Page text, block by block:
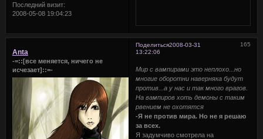
Последний визит:
2008-05-08 19:04:23
Поделиться 165
2008-03-31
13:22:06
Anta
-=::[все меняется, ничего не
исчезает]::=-
Мир с вампирами это неплохо...но
многие оборотни наверняка будут
против...а у нас и так много врагов.
На вампиров хоть демоны с таким
рвением не охотятся
-Я не против мира. Но не я решаю
за всех.
Я задумчиво смотрела на